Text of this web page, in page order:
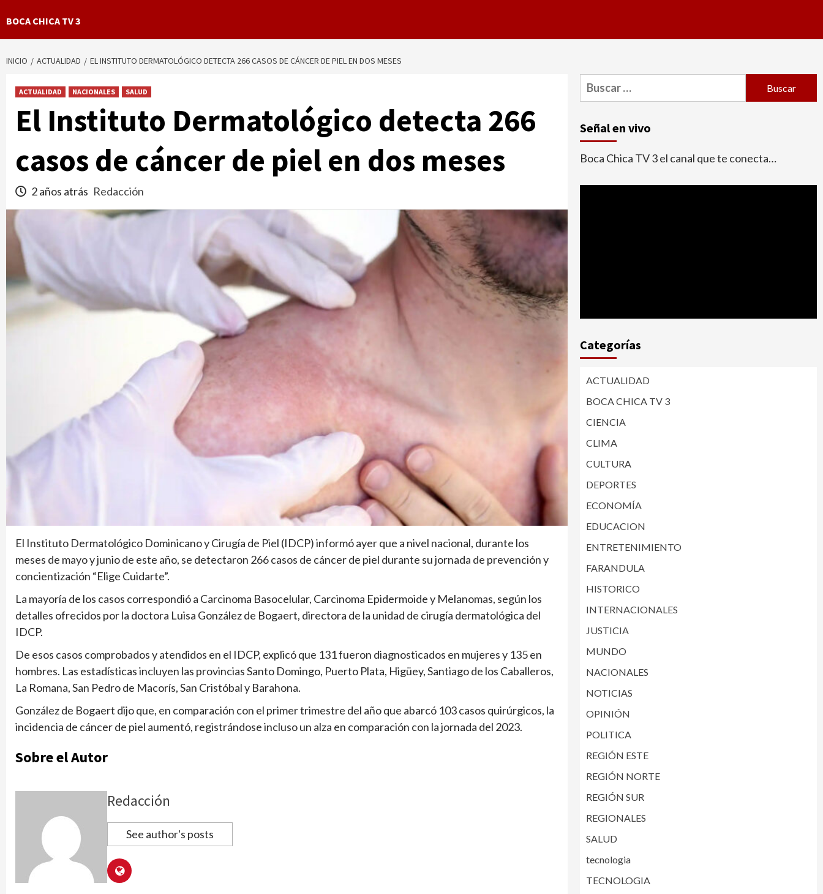
BOCA CHICA TV 3
INICIO ACTUALIDAD EL INSTITUTO DERMATOLÓGICO DETECTA 266 CASOS DE CÁNCER DE PIEL EN DOS MESES
ACTUALIDAD NACIONALES SALUD
El Instituto Dermatológico detecta 266
casos de cáncer de piel en dos meses
2 años atrás Redacción
El Instituto Dermatológico Dominicano y Cirugía de Piel (IDCP) informó ayer que a nivel nacional, durante los
meses de mayo y junio de este año, se detectaron 266 casos de cáncer de piel durante su jornada de prevención y
concientización “Elige Cuidarte”.
La mayoría de los casos correspondió a Carcinoma Basocelular, Carcinoma Epidermoide y Melanomas, según los
detalles ofrecidos por la doctora Luisa González de Bogaert, directora de la unidad de cirugía dermatológica del
IDCP.
De esos casos comprobados y atendidos en el IDCP, explicó que 131 fueron diagnosticados en mujeres y 135 en
hombres. Las estadísticas incluyen las provincias Santo Domingo, Puerto Plata, Higüey, Santiago de los Caballeros,
La Romana, San Pedro de Macorís, San Cristóbal y Barahona.
González de Bogaert dijo que, en comparación con el primer trimestre del año que abarcó 103 casos quirúrgicos, la
incidencia de cáncer de piel aumentó, registrándose incluso un alza en comparación con la jornada del 2023.
Sobre el Autor
Redacción
See author's posts
Buscar:
Señal en vivo
Boca Chica TV 3 el canal que te conecta…
Categorías
ACTUALIDAD
BOCA CHICA TV 3
CIENCIA
CLIMA
CULTURA
DEPORTES
ECONOMÍA
EDUCACION
ENTRETENIMIENTO
FARANDULA
HISTORICO
INTERNACIONALES
JUSTICIA
MUNDO
NACIONALES
NOTICIAS
OPINIÓN
POLITICA
REGIÓN ESTE
REGIÓN NORTE
REGIÓN SUR
REGIONALES
SALUD
tecnologia
TECNOLOGIA